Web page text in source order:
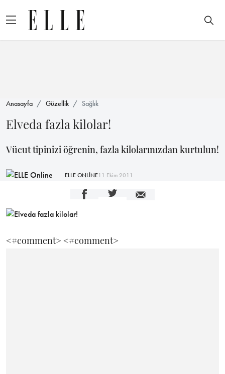
Anasayfa Güzellik Sağlık
Elveda fazla kilolar!
Vücut tipinizi öğrenin, fazla kilolarınızdan kurtulun!
ELLE ONLİNE11 Ekim 2011
<#comment> <#comment>